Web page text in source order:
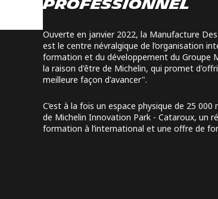
professionnel
Ouverte en janvier 2022, la Manufacture
est le centre névralgique de l’organisation
formation et du développement du Groupe
la raison d'être de Michelin, qui promet
meilleure façon d'avancer".
C’est à la fois un espace physique de 25
de Michelin Innovation Park - Cataroux, un
formation à l’international et une offre de